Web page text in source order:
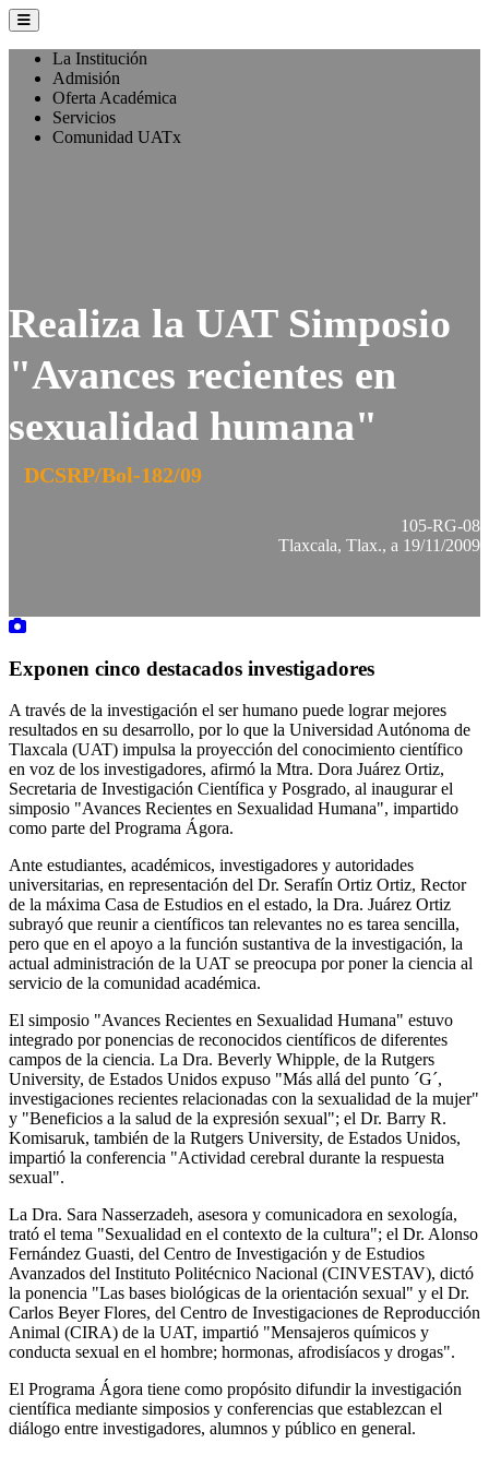
La Institución
Admisión
Oferta Académica
Servicios
Comunidad UATx
Realiza la UAT Simposio
"Avances recientes en
sexualidad humana"
DCSRP/Bol-182/09
105-RG-08
Tlaxcala, Tlax., a 19/11/2009
Exponen cinco destacados investigadores
A través de la investigación el ser humano puede lograr mejores
resultados en su desarrollo, por lo que la Universidad Autónoma de
Tlaxcala (UAT) impulsa la proyección del conocimiento científico
en voz de los investigadores, afirmó la Mtra. Dora Juárez Ortiz,
Secretaria de Investigación Científica y Posgrado, al inaugurar el
simposio "Avances Recientes en Sexualidad Humana", impartido
como parte del Programa Ágora.
Ante estudiantes, académicos, investigadores y autoridades
universitarias, en representación del Dr. Serafín Ortiz Ortiz, Rector
de la máxima Casa de Estudios en el estado, la Dra. Juárez Ortiz
subrayó que reunir a científicos tan relevantes no es tarea sencilla,
pero que en el apoyo a la función sustantiva de la investigación, la
actual administración de la UAT se preocupa por poner la ciencia al
servicio de la comunidad académica.
El simposio "Avances Recientes en Sexualidad Humana" estuvo
integrado por ponencias de reconocidos científicos de diferentes
campos de la ciencia. La Dra. Beverly Whipple, de la Rutgers
University, de Estados Unidos expuso "Más allá del punto ´G´,
investigaciones recientes relacionadas con la sexualidad de la mujer"
y "Beneficios a la salud de la expresión sexual"; el Dr. Barry R.
Komisaruk, también de la Rutgers University, de Estados Unidos,
impartió la conferencia "Actividad cerebral durante la respuesta
sexual".
La Dra. Sara Nasserzadeh, asesora y comunicadora en sexología,
trató el tema "Sexualidad en el contexto de la cultura"; el Dr. Alonso
Fernández Guasti, del Centro de Investigación y de Estudios
Avanzados del Instituto Politécnico Nacional (CINVESTAV), dictó
la ponencia "Las bases biológicas de la orientación sexual" y el Dr.
Carlos Beyer Flores, del Centro de Investigaciones de Reproducción
Animal (CIRA) de la UAT, impartió "Mensajeros químicos y
conducta sexual en el hombre; hormonas, afrodisíacos y drogas".
El Programa Ágora tiene como propósito difundir la investigación
científica mediante simposios y conferencias que establezcan el
diálogo entre investigadores, alumnos y público en general.